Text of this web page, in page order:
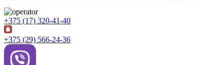
+375 (17) 320-41-40
+375 (29) 566-24-36